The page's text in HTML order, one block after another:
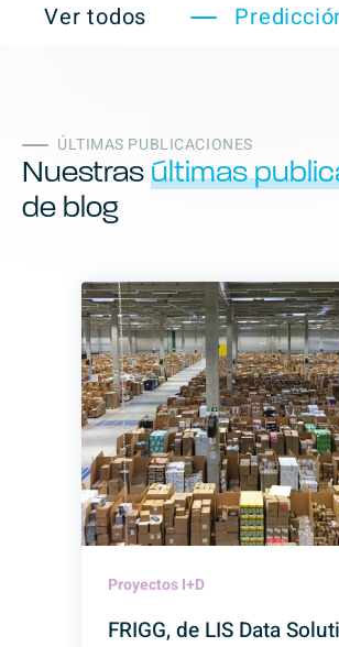
Ver todos
ÚLTIMAS PUBLICACIONES
Nuestras últimas
de blog
Proyectos I+D
FRIGG, de LIS Data